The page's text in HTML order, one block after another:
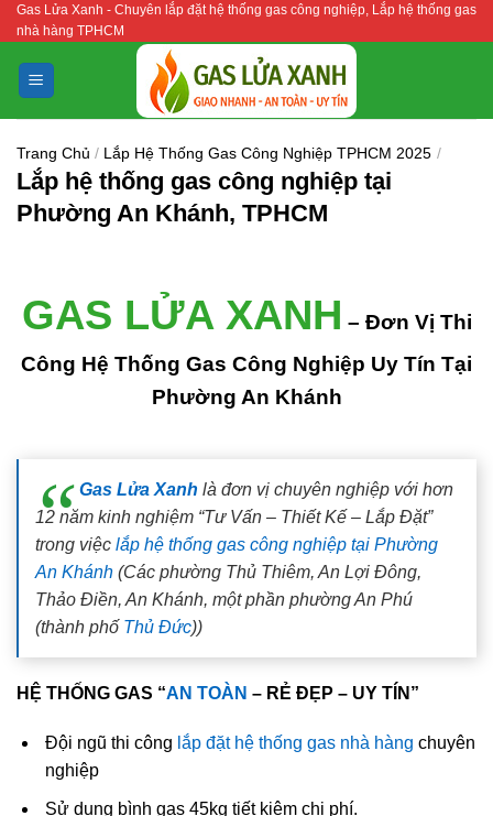
Bỏ
qua
nội
dung
Gas Lửa Xanh - Chuyên lắp đặt hệ thống gas công nghiệp, Lắp hệ thống gas
nhà hàng TPHCM
Trang Chủ / Lắp Hệ Thống Gas Công Nghiệp TPHCM 2025 /
Lắp hệ thống gas công nghiệp tại
Phường An Khánh, TPHCM
GAS LỬA XANH – Đơn Vị Thi
Công Hệ Thống Gas Công Nghiệp Uy Tín Tại
Phường An Khánh
Gas Lửa Xanh là đơn vị chuyên nghiệp với hơn
12 năm kinh nghiệm “Tư Vấn – Thiết Kế – Lắp Đặt”
trong việc lắp hệ thống gas công nghiệp tại Phường
An Khánh (Các phường Thủ Thiêm, An Lợi Đông,
Thảo Điền, An Khánh, một phần phường An Phú
(thành phố Thủ Đức))
HỆ THỐNG GAS “AN TOÀN – RẺ ĐẸP – UY TÍN”
Đội ngũ thi công lắp đặt hệ thống gas nhà hàng chuyên
nghiệp
Sử dụng bình gas 45kg tiết kiệm chi phí.